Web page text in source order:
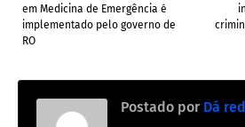
em Medicina de Emergência é
implementado pelo governo de
RO
Postado por Dá